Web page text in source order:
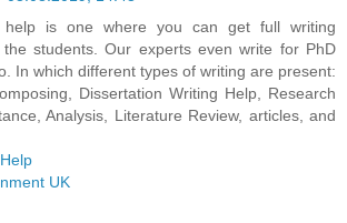
help is one where you can get full writing
students. Our experts even write for PhD
In which different types of writing are present:
Dissertation Writing Help, Research
Analysis, Literature Review, articles, and
UK